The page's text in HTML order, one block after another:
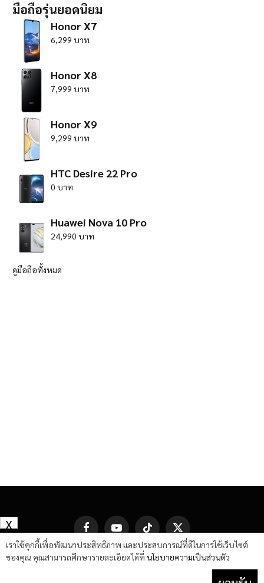
มือถือรุ่นยอดนิยม
Honor X7
6,299 บาท
Honor X8
7,999 บาท
Honor X9
9,299 บาท
HTC Desire 22 Pro
0 บาท
Huawei Nova 10 Pro
24,990 บาท
ดูมือถือทั้งหมด
FacebookYouTube TikTok
X
(Twitter)
เราใช้คุกกี้เพื่อพัฒนาประสิทธิภาพ และประสบการณ์ที่ดีในการใช้เว็บไซต์
ของคุณ คุณสามารถศึกษารายละเอียดได้ที่ นโยบายความเป็นส่วนตัว
X